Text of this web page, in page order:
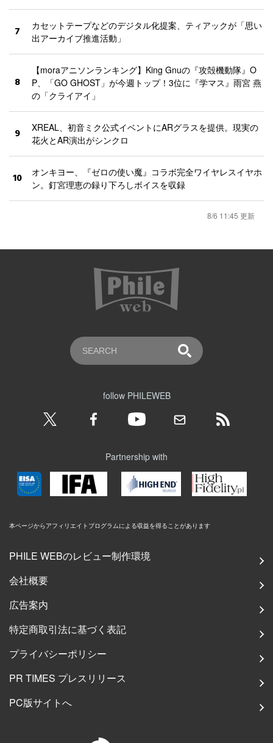
7
カセットテープなどのデジタル化提案、ティアックが「思い
出アーカイブ推進活動」
8
【moraアニソンランキング】King Gnuの『攻殻機動隊』O
P、「GO GHOST」が今週トップ！3位に『学マス』雨宮 燕
の「クライアイ」
9
XREAL、初音ミク公式イベントにARグラスを提供。現実の
花火とAR演出がシンクロ
10
オンキヨー、『ゼロの使い魔』コラボ完全ワイヤレスイヤホ
ン。釘宮理恵の録り下ろしボイスを収録
8/6 11:45 更新
follow PHILEWEB
Partnership with
本ページからアフィリエイトプログラムによる収益を得ることがあります
PHILE WEBのレビュー制作環境
会社概要
広告案内
特定商取引法に基づく表記
プライバシーポリシー
PR TIMES プレスリリース
PC版サイトへ